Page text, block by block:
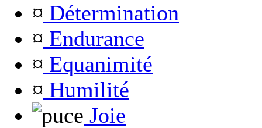
¤ Détermination
¤ Endurance
¤ Equanimité
¤ Humilité
Joie